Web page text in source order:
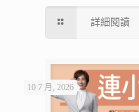
詳細閱讀
10 7 月, 2026